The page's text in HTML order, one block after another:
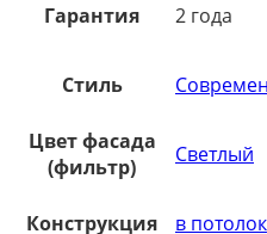
Гарантия 2 года
Стиль
Цвет фасада
(фильтр)
Светлый
Конструкция в потолок